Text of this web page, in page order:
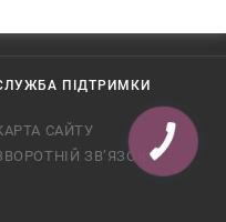
ПІДТРИМКИ
САЙТУ
ЗВ’ЯЗОК